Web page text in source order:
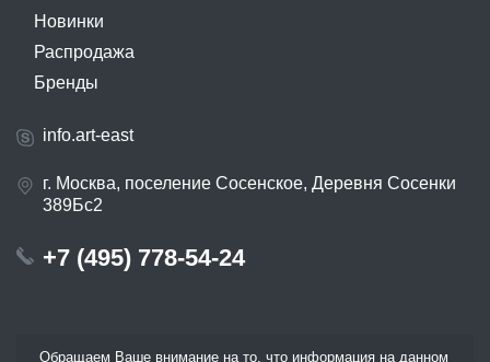
Новинки
Распродажа
Бренды
info.art-east
г. Москва, поселение Сосенское, Деревня Сосенки
389Бс2
+7 (495) 778-54-24
Обращаем Ваше внимание на то, что информация на данном